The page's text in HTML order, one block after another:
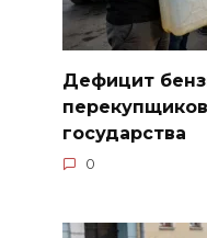
Дефицит
государства
0